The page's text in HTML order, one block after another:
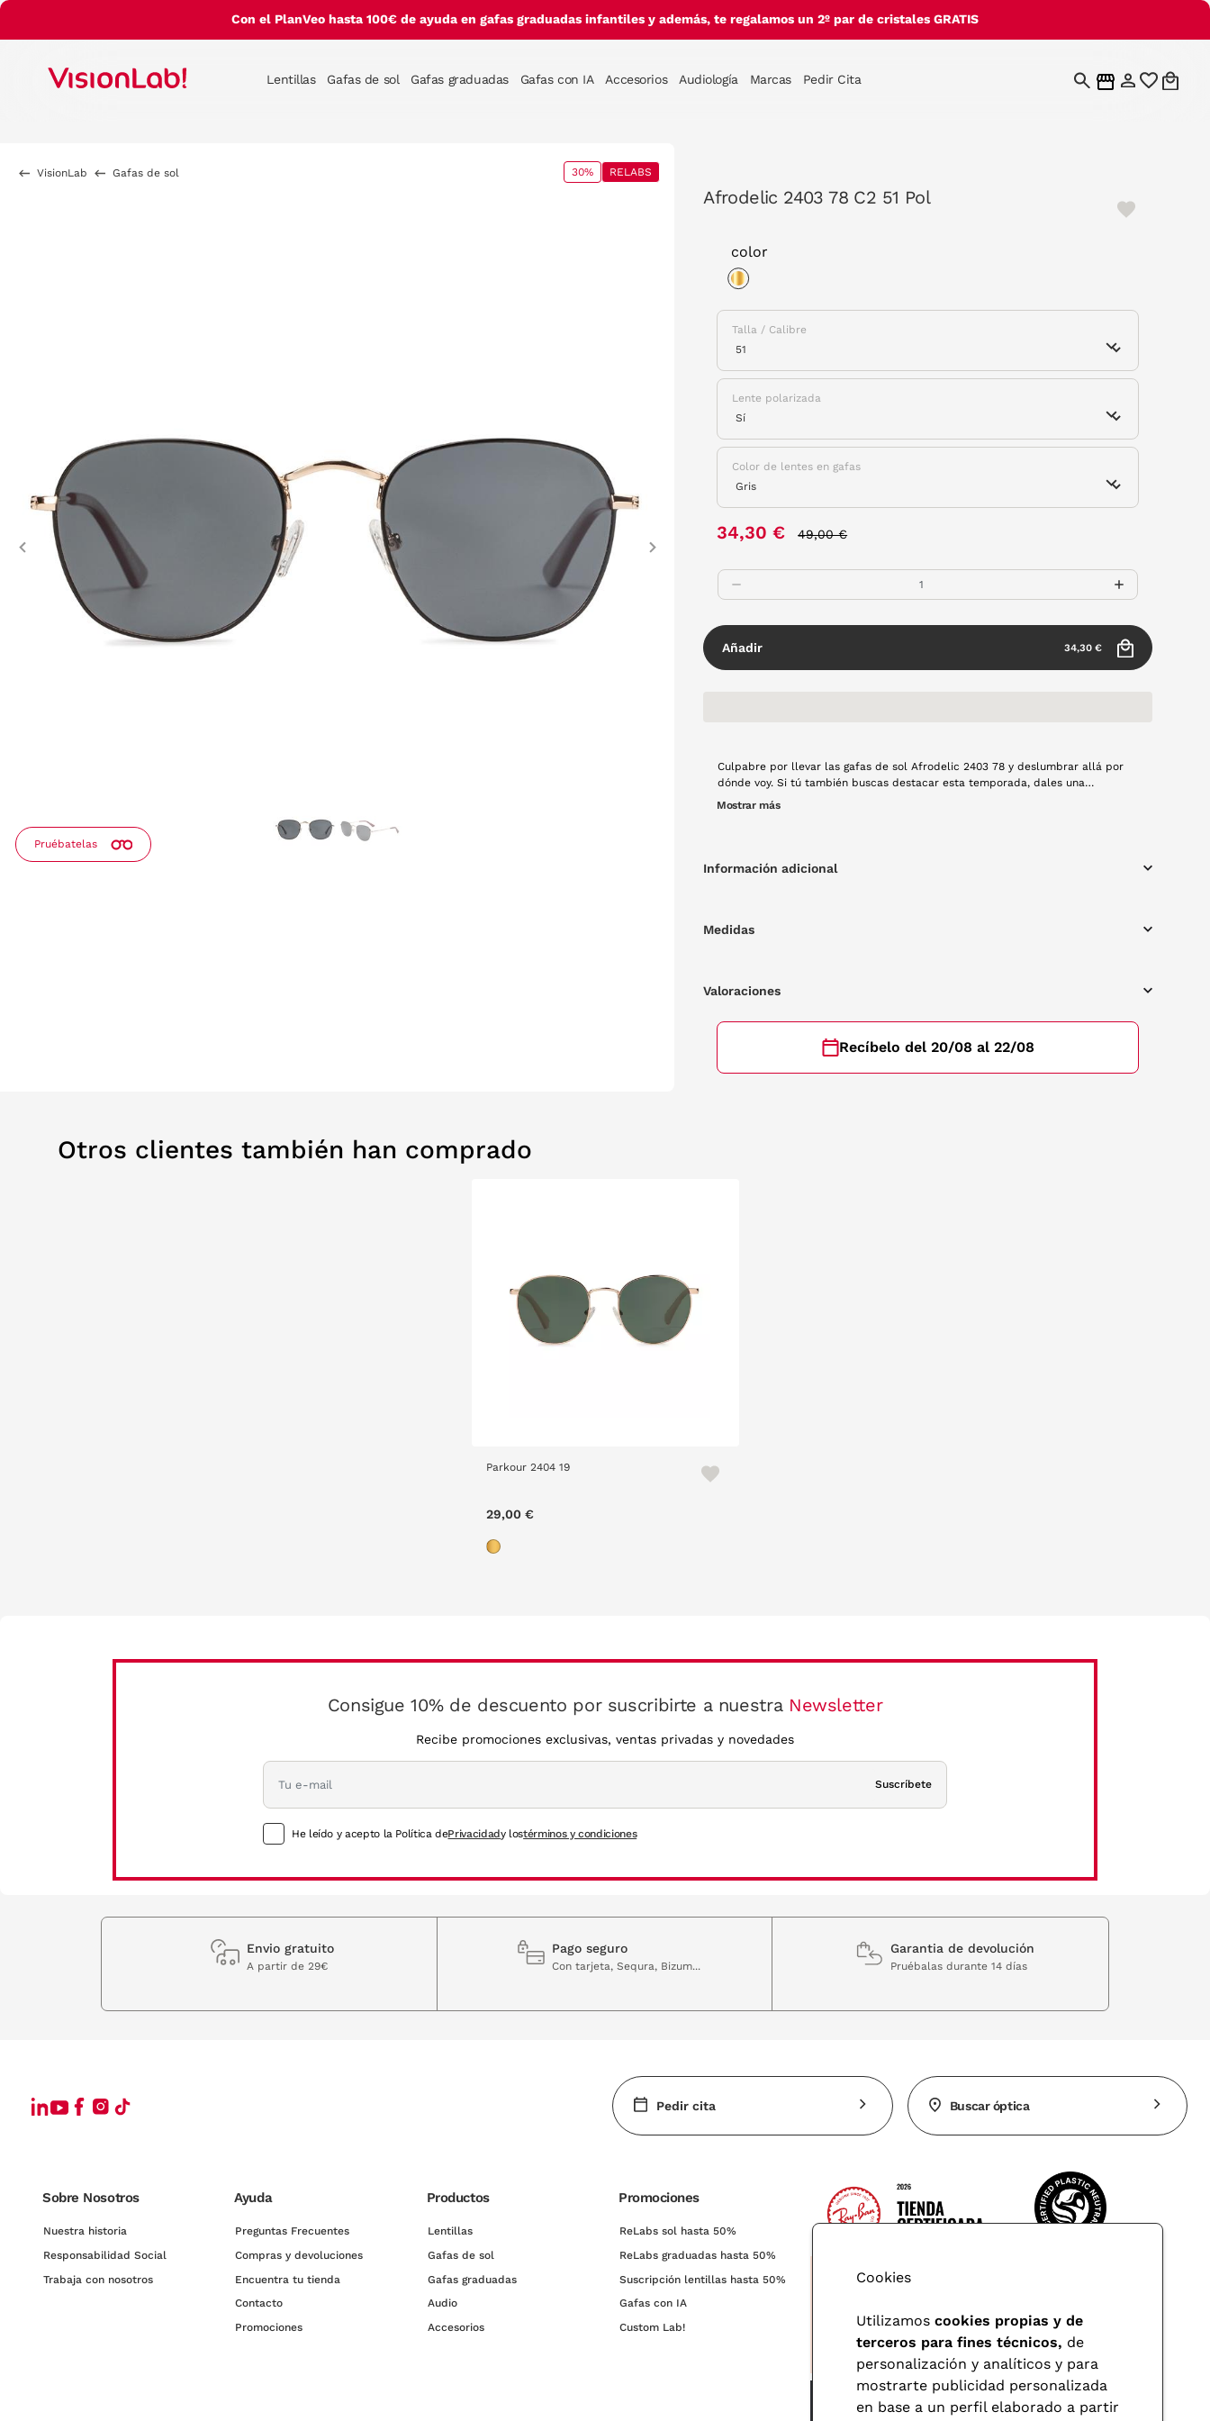
Con el PlanVeo hasta 100€ de ayuda en gafas graduadas infantiles y además, te regalamos un 2º par de cristales GRATIS
Lentillas Gafas de sol Gafas graduadas Gafas con IA Accesorios Audiología Marcas Pedir Cita
VisionLab Gafas de sol 30% RELABS
Pruébatelas
Previous
Afrodelic 2403 78 C2 51 Pol
color
Talla / Calibre
Lente polarizada
Color de lentes en gafas
34,30 € 49,00 €
Añadir 34,30 €
Culpabre por llevar las gafas de sol Afrodelic 2403 78 y deslumbrar allá por
dónde voy. Si tú también buscas destacar esta temporada, dales una
oportunidad. Montura de metal en color dorado y lentes polarizadas.
Mostrar más
Información adicional
Medidas
Valoraciones
Recíbelo del 20/08 al 22/08
Otros clientes también han comprado
Parkour 2404 19
29,00 €
Consigue 10% de descuento por suscribirte a nuestra Newsletter
Recibe promociones exclusivas, ventas privadas y novedades
Suscríbete
He leído y acepto la Política dePrivacidady lostérminos y condiciones
Envio gratuito
A partir de 29€
Pago seguro
Con tarjeta, Sequra, Bizum...
Garantia de devolución
Pruébalas durante 14 días
Pedir cita Buscar óptica
Sobre Nosotros
Nuestra historia
Responsabilidad Social
Trabaja con nosotros
Ayuda
Preguntas Frecuentes
Compras y devoluciones
Encuentra tu tienda
Contacto
Promociones
Productos
Lentillas
Gafas de sol
Gafas graduadas
Audio
Accesorios
Promociones
ReLabs sol hasta 50%
ReLabs graduadas hasta 50%
Suscripción lentillas hasta 50%
Gafas con IA
Custom Lab!
Cookies
Utilizamos cookies propias y de
terceros para fines técnicos, de
personalización y analíticos y para
mostrarte publicidad personalizada
en base a un perfil elaborado a partir